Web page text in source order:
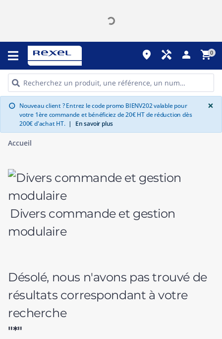
place handyman person shopping_cart0
info Nouveau client ? Entrez le code promo BIENV202 valable pour
votre 1ère commande et bénéficiez de 20€ HT de réduction dès
200€ d'achat HT. | En savoir plus
×
Accueil
Divers commande et gestion
modulaire
Désolé, nous n'avons pas trouvé de
résultats correspondant à votre
recherche
"*"